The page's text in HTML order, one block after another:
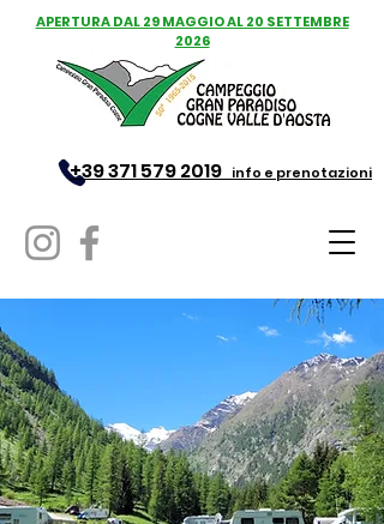
+39 371 579 2019 info e prenotazioni
APERTURA DAL 29 MAGGIO AL 20 SETTEMBRE
2026